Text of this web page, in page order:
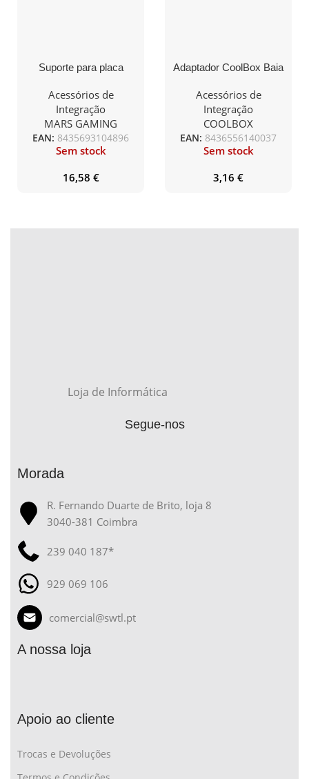
Suporte para placa
Gaming MCA-GCB /
Compatibilidade
universal / Cinza
prateado
Acessórios de
Integração
MARS GAMING
EAN: 8435693104896
Sem stock
16,58 €
Adaptador CoolBox Baia
Black
Acessórios de
Integração
COOLBOX
EAN: 8436556140037
Sem stock
3,16 €
Loja de Informática
Segue-nos
Morada
R. Fernando Duarte de Brito, loja 8
3040-381 Coimbra
239 040 187*
929 069 106
comercial@swtl.pt
A nossa loja
Apoio ao cliente
Trocas e Devoluções